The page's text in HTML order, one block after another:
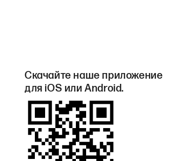
Скачайте наше приложение
для iOS или Android.